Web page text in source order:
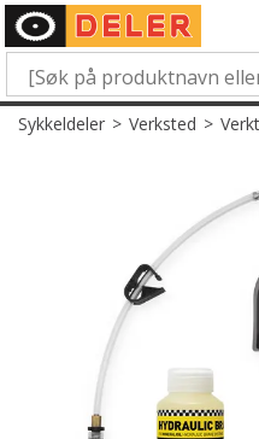
Sykkeldeler>Verksted>